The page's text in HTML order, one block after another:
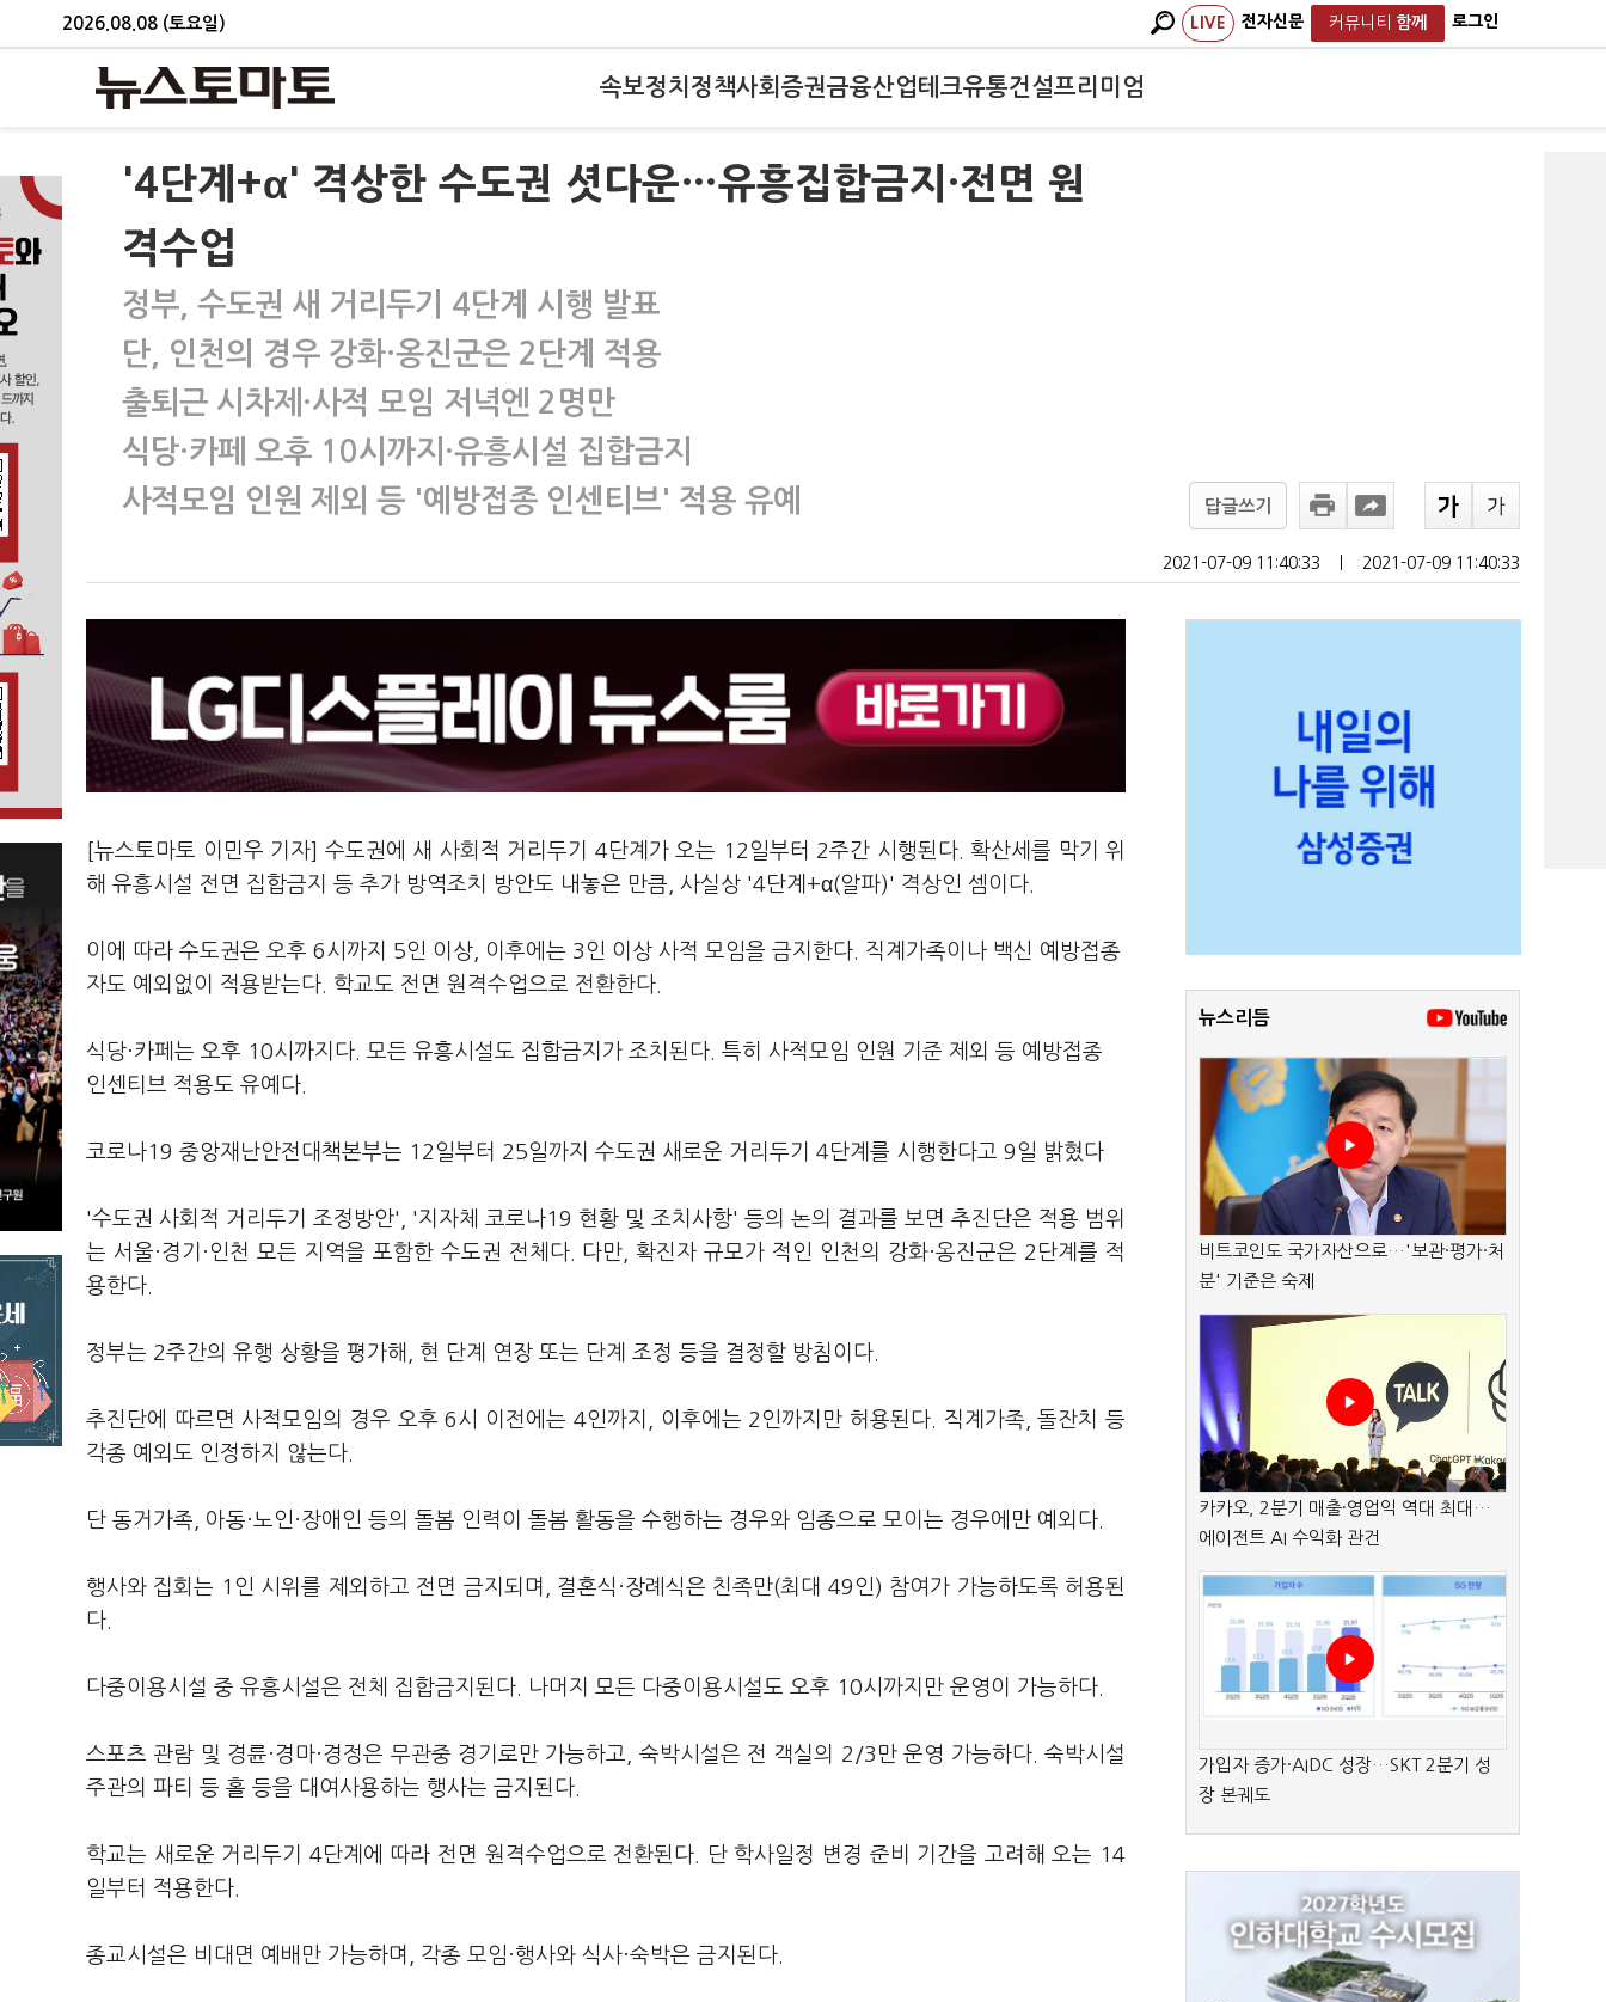
2026.08.08 (토요일) LIVE 전자신문 커뮤니티 함께 로그인
속보정치 정책사회 증권금융산업테크유통건설프리미엄
'4단계+α' 격상한 수도권 셧다운…유흥집합금지·전면 원
격수업
정부, 수도권 새 거리두기 4단계 시행 발표
단, 인천의 경우 강화·옹진군은 2단계 적용
출퇴근 시차제·사적 모임 저녁엔 2명만
식당·카페 오후 10시까지·유흥시설 집합금지
사적모임 인원 제외 등 '예방접종 인센티브' 적용 유예
답글쓰기
2021-07-09 11:40:33 2021-07-09 11:40:33
[뉴스토마토 이민우 기자] 수도권에 새 사회적 거리두기 4단계가 오는 12일부터 2주간 시행된다. 확산세를 막기 위
해 유흥시설 전면 집합금지 등 추가 방역조치 방안도 내놓은 만큼, 사실상 '4단계+α(알파)' 격상인 셈이다.
이에 따라 수도권은 오후 6시까지 5인 이상, 이후에는 3인 이상 사적 모임을 금지한다. 직계가족이나 백신 예방접종
자도 예외없이 적용받는다. 학교도 전면 원격수업으로 전환한다.
식당·카페는 오후 10시까지다. 모든 유흥시설도 집합금지가 조치된다. 특히 사적모임 인원 기준 제외 등 예방접종
인센티브 적용도 유예다.
코로나19 중앙재난안전대책본부는 12일부터 25일까지 수도권 새로운 거리두기 4단계를 시행한다고 9일 밝혔다
'수도권 사회적 거리두기 조정방안', '지자체 코로나19 현황 및 조치사항' 등의 논의 결과를 보면 추진단은 적용 범위
는 서울·경기·인천 모든 지역을 포함한 수도권 전체다. 다만, 확진자 규모가 적인 인천의 강화·옹진군은 2단계를 적
용한다.
정부는 2주간의 유행 상황을 평가해, 현 단계 연장 또는 단계 조정 등을 결정할 방침이다.
추진단에 따르면 사적모임의 경우 오후 6시 이전에는 4인까지, 이후에는 2인까지만 허용된다. 직계가족, 돌잔치 등
각종 예외도 인정하지 않는다.
단 동거가족, 아동·노인·장애인 등의 돌봄 인력이 돌봄 활동을 수행하는 경우와 임종으로 모이는 경우에만 예외다.
행사와 집회는 1인 시위를 제외하고 전면 금지되며, 결혼식·장례식은 친족만(최대 49인) 참여가 가능하도록 허용된
다.
다중이용시설 중 유흥시설은 전체 집합금지된다. 나머지 모든 다중이용시설도 오후 10시까지만 운영이 가능하다.
스포츠 관람 및 경륜·경마·경정은 무관중 경기로만 가능하고, 숙박시설은 전 객실의 2/3만 운영 가능하다. 숙박시설
주관의 파티 등 홀 등을 대여사용하는 행사는 금지된다.
학교는 새로운 거리두기 4단계에 따라 전면 원격수업으로 전환된다. 단 학사일정 변경 준비 기간을 고려해 오는 14
일부터 적용한다.
종교시설은 비대면 예배만 가능하며, 각종 모임·행사와 식사·숙박은 금지된다.
뉴스리듬
비트코인도 국가자산으로…'보관·평가·처
분' 기준은 숙제
카카오, 2분기 매출·영업익 역대 최대…
에이전트 AI 수익화 관건
가입자 증가·AIDC 성장…SKT 2분기 성
장 본궤도